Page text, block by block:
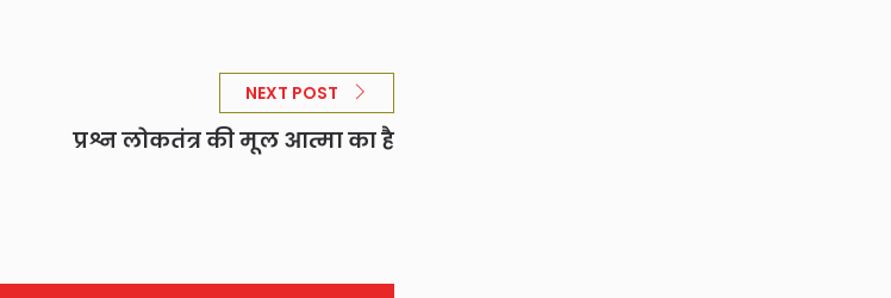
NEXT POST
प्रश्न लोकतंत्र की मूल आत्मा का है